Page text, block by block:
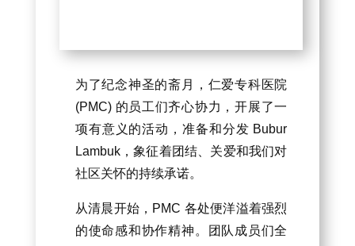
为了纪念神圣的斋月，仁爱专科医院
(PMC) 的员工们齐心协力，开展了一
项有意义的活动，准备和分发 Bubur
Lambuk，象征着团结、关爱和我们对
社区关怀的持续承诺。
从清晨开始，PMC 各处便洋溢着强烈
的使命感和协作精神。团队成员们全